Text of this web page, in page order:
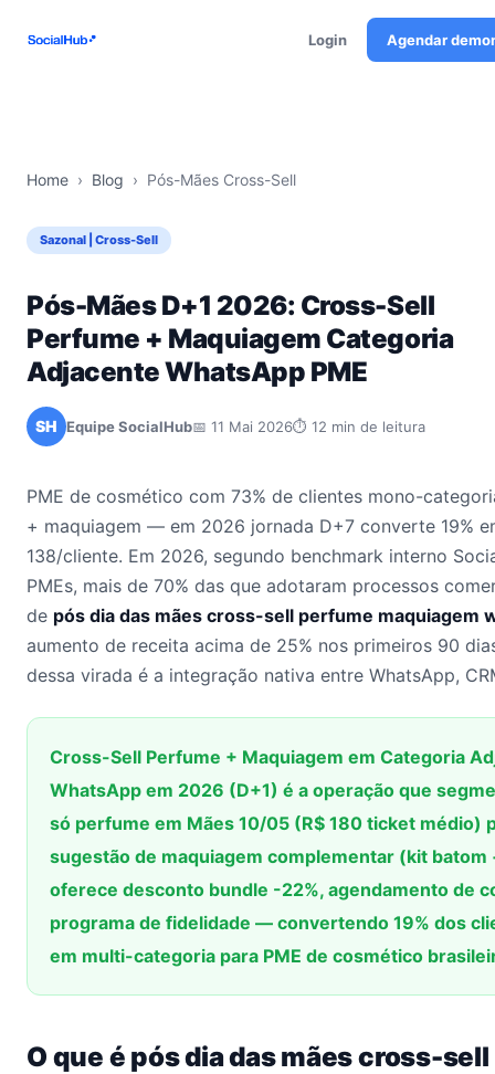
Login Agendar
Home › Blog › Pós-Mães Cross-Sell
Sazonal | Cross-Sell
Pós-Mães D+1 2026: Cross-Sell
Perfume + Maquiagem Categoria
Adjacente WhatsApp PME
SH Equipe SocialHub📅 11 Mai 2026⏱ 12 min de leitura
PME de cosmético com 73% de clientes mono-
+ maquiagem — em 2026 jornada D+7 converte 19%
138/cliente. Em 2026, segundo benchmark interno
PMEs, mais de 70% das que adotaram processos
de pós dia das mães cross-sell perfume maquiagem
aumento de receita acima de 25% nos primeiros 90
dessa virada é a integração nativa entre WhatsApp,
Cross-Sell Perfume + Maquiagem em Categoria
WhatsApp em 2026 (D+1) é a operação que
só perfume em Mães 10/05 (R$ 180 ticket médio)
sugestão de maquiagem complementar (kit batom
oferece desconto bundle -22%, agendamento de
programa de fidelidade — convertendo 19% dos
em multi-categoria para PME de cosmético
O que é pós dia das mães cross-